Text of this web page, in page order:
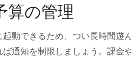
算の管理
起動できるため、つい長時間遊
通知を制限しましょう。課金